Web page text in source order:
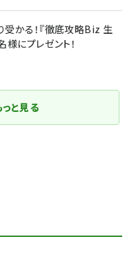
受かる！『徹底攻略Biz 生
にプレゼント！
と見る